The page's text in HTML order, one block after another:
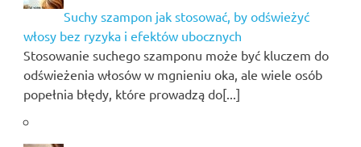
Suchy szampon jak stosować, by odświeżyć
włosy bez ryzyka i efektów ubocznych
Stosowanie suchego szamponu może być kluczem do
odświeżenia włosów w mgnieniu oka, ale wiele osób
popełnia błędy, które prowadzą do[...]